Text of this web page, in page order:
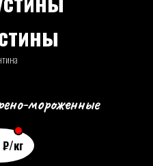
мороженные
₽/кг